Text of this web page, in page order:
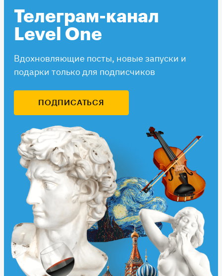
Телеграм-канал
Level One
Вдохновляющие посты, новые запуски и
подарки только для подписчиков
ПОДПИСАТЬСЯ